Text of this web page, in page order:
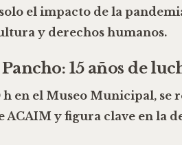
el impacto de la
y derechos humanos.
15 años de
h en el Museo Municipal, se
ACAIM y figura clave en la